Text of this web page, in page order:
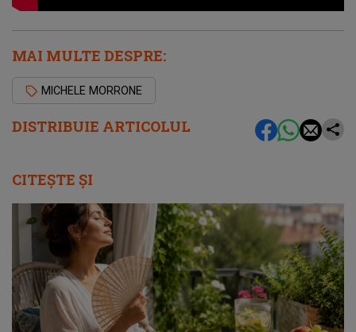
DISTRIBUIE ARTICOLUL
MAI MULTE DESPRE:
MICHELE MORRONE
CITEȘTE ȘI